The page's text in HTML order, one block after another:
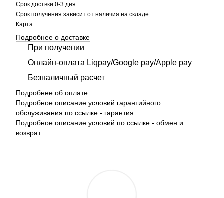
Срок доствки 0-3 дня
Срок получения зависит от наличия на складе
Карта
Подробнее о доставке
При получении
Онлайн-оплата Liqpay/Google pay/Apple pay
Безналичный расчет
Подробнее об оплате
Подробное описание условий гарантийного
обслуживания по ссылке - гарантия
Подробное описание условий по ссылке - обмен и
возврат